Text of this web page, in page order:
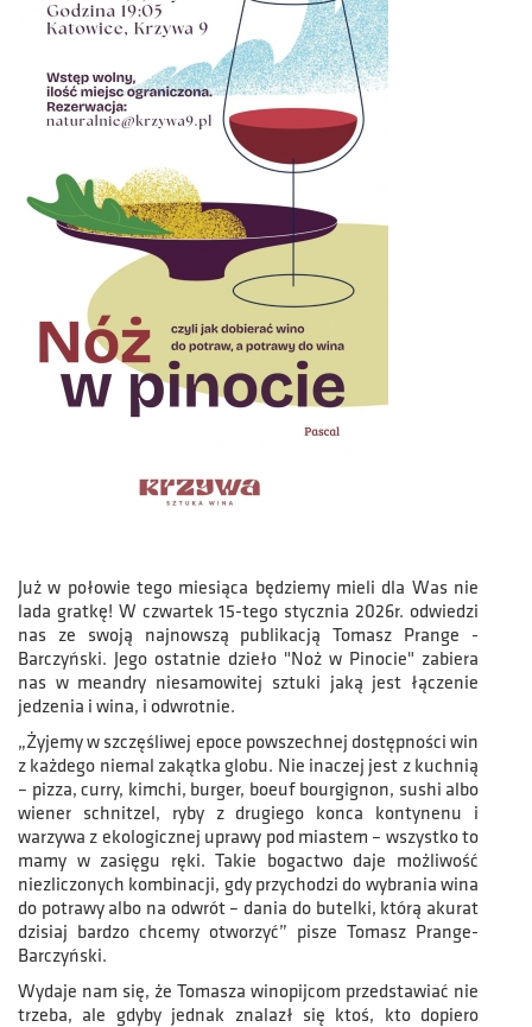
Już w połowie tego miesiąca będziemy mieli dla Was nie
lada gratkę! W czwartek 15-tego stycznia 2026r. odwiedzi
nas ze swoją najnowszą publikacją Tomasz Prange -
Barczyński. Jego ostatnie dzieło "Noż w Pinocie" zabiera
nas w meandry niesamowitej sztuki jaką jest łączenie
jedzenia i wina, i odwrotnie.
„Żyjemy w szczęśliwej epoce powszechnej dostępności win
z każdego niemal zakątka globu. Nie inaczej jest z kuchnią
– pizza, curry, kimchi, burger, boeuf bourgignon, sushi albo
wiener schnitzel, ryby z drugiego konca kontynenu i
warzywa z ekologicznej uprawy pod miastem – wszystko to
mamy w zasięgu ręki. Takie bogactwo daje możliwość
niezliczonych kombinacji, gdy przychodzi do wybrania wina
do potrawy albo na odwrót – dania do butelki, którą akurat
dzisiaj bardzo chcemy otworzyć” pisze Tomasz Prange-
Barczyński.
Wydaje nam się, że Tomasza winopijcom przedstawiać nie
trzeba, ale gdyby jednak znalazł się ktoś, kto dopiero